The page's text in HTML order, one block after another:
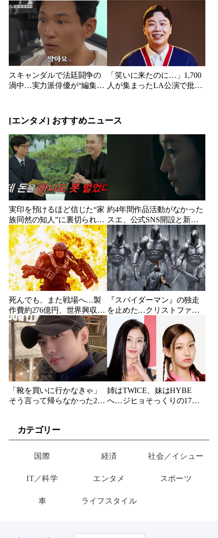
った…同日投稿で明らかに
なった2人の関係
人気俳優、ベトナム女性歌
手との親密動画が公開
スキャンダルで法廷闘争の
渦中…実力派俳優が“編集な
「笑いに来たのに…」1,700
人が集まったLA公演で批判
[エンタメ] おすすめニュース
実印を預けるほど信じた“家
族同然の知人”に裏切られ
た…収益9対1、10年間の奴
隷契約で人生が一変
約4年間作品活動がなかった
スエ、公式SNS開設と新ビ
ジュアル公開で復帰説が急
浮上
死んでも、また戦場へ…製
作費約276億円、世界興収
584億円のSF大作『オール・
ユー・ニード・イズ・キ
ル』がついに配信
『スパイダーマン』の独走
を止めた…クリストファ
ー・ノーラン史上最大、390
億円の超大作がついに韓国
上陸
「靴を買いに行かなきゃ」
そう言って帰らなかった24
り物”
姉はTWICE、妹はHYBE
へ…ジヒョそっくりの17歳
カテゴリー
国際 経済 社会／イシュー
IT／科学 エンタメ スポーツ
車 ライフスタイル